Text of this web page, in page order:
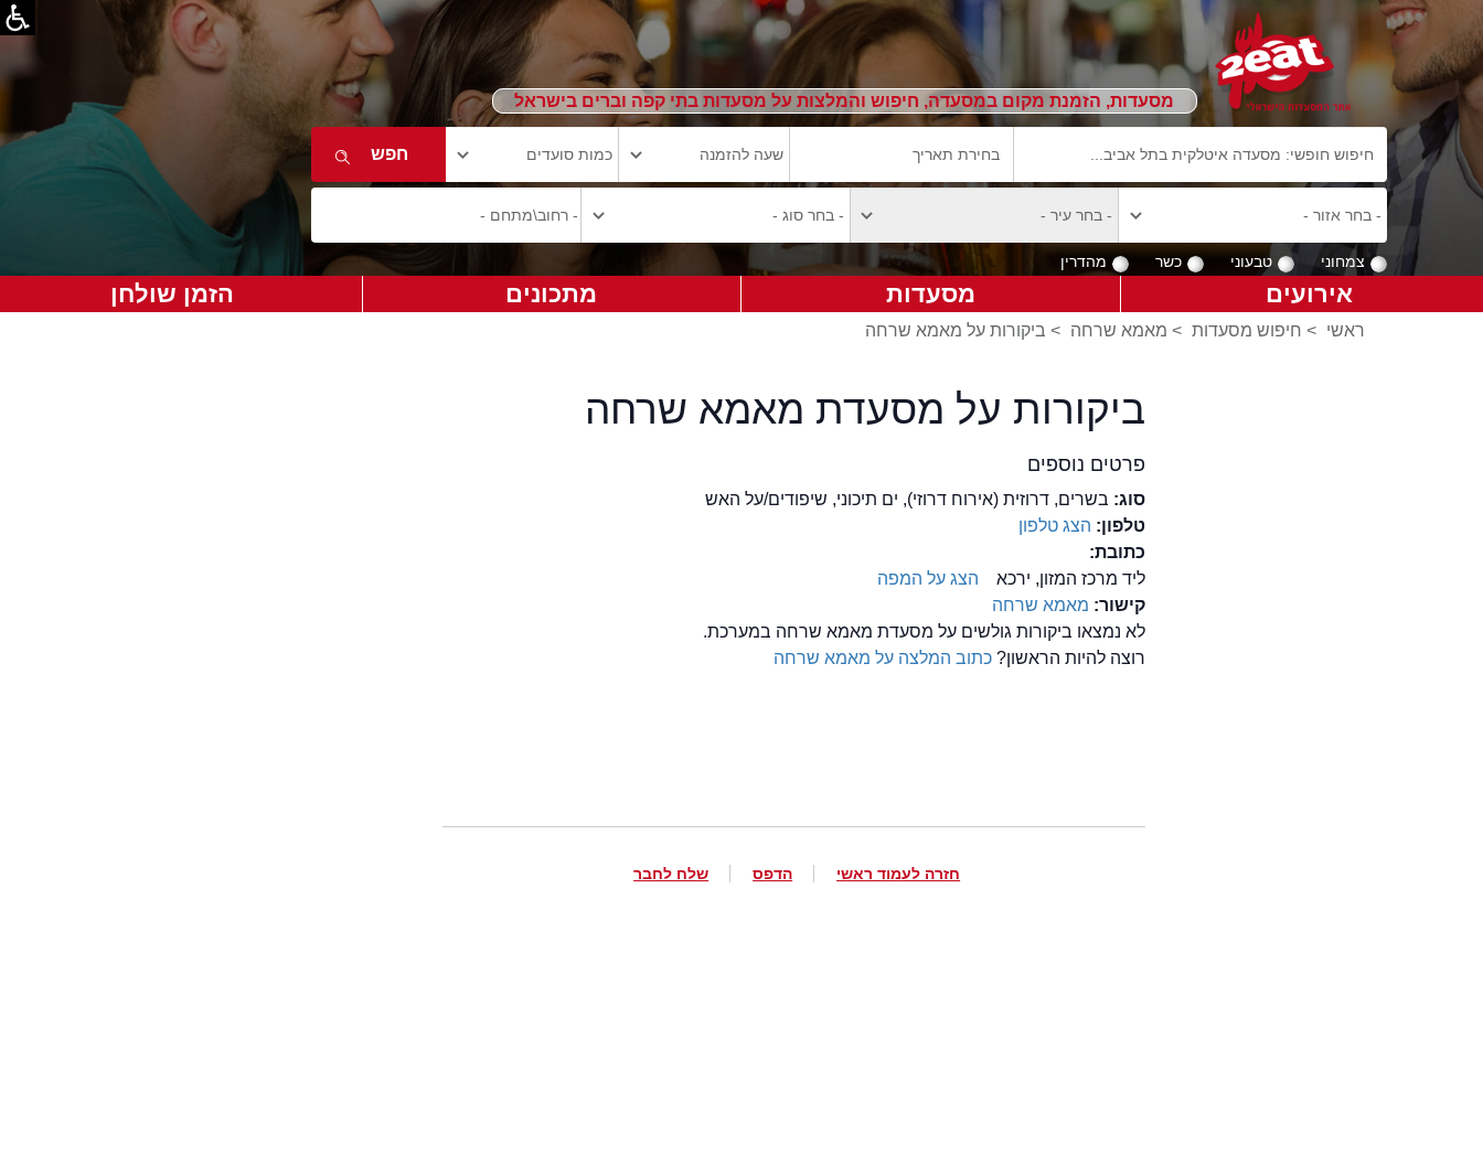
מסעדות, הזמנת מקום במסעדה, חיפוש והמלצות על מסעדות בתי קפה וברים בישראל
צמחוני טבעוני כשר מהדרין
אירועים מסעדות מתכונים הזמן שולחן
ראשי > חיפוש מסעדות > מאמא שרחה > ביקורות על מאמא שרחה
ביקורות על מסעדת מאמא שרחה
פרטים נוספים
סוג: בשרים, דרוזית (אירוח דרוזי), ים תיכוני, שיפודים/על האש
טלפון: הצג טלפון
כתובת:
ליד מרכז המזון, ירכא
הצג על המפה
קישור: מאמא שרחה
לא נמצאו ביקורות גולשים על מסעדת מאמא שרחה במערכת.
רוצה להיות הראשון?כתוב המלצה על מאמא שרחה
חזרה לעמוד ראשי הדפס שלח לחבר